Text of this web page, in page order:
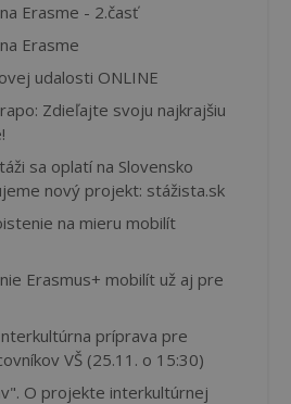
Erasme - 2.časť
Erasme
udalosti ONLINE
Zdieľajte svoju najkrajšiu
sa oplatí na Slovensko
nový projekt: stážista.sk
na mieru mobilít
Erasmus+ mobilít už aj pre
príprava pre
VŠ (25.11. o 15:30)
O projekte interkultúrnej